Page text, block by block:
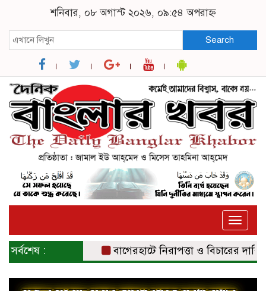
শনিবার, ০৮ অগাস্ট ২০২৬, ০৯:৫৪ অপরাহ্ন
Search
Toggle
সর্বশেষ : বাগেরহাটে নিরাপত্তা ও বিচারের দাবিতে